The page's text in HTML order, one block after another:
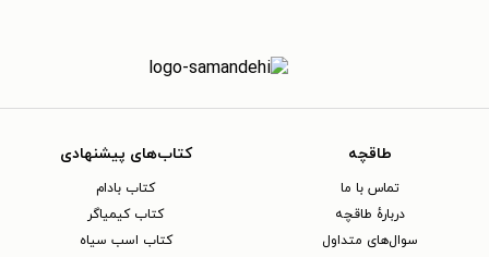
طاقچه
تماس با ما
دربارهٔ طاقچه
سوال‌های متداول
کتاب‌های پیشنهادی
کتاب بادام
کتاب کیمیاگر
کتاب اسب سیاه